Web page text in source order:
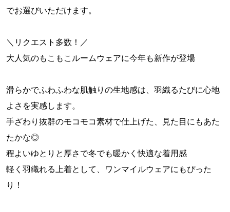
でお選びいただけます。
＼リクエスト多数！／
大人気のもこもこルームウェアに今年も新作が登場
滑らかでふわふわな肌触りの生地感は、羽織るたびに心地
よさを実感します。
手ざわり抜群のモコモコ素材で仕上げた、見た目にもあた
たかな◎
程よいゆとりと厚さで冬でも暖かく快適な着用感
軽く羽織れる上着として、ワンマイルウェアにもぴった
り！